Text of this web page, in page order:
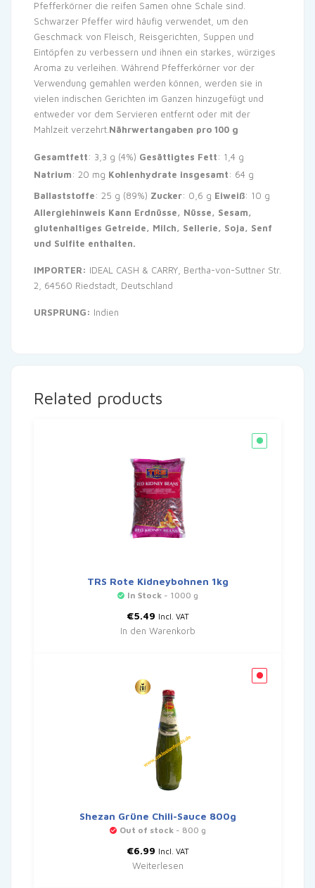
Pfefferkörner die reifen Samen ohne Schale sind.
Schwarzer Pfeffer wird häufig verwendet, um den
Geschmack von Fleisch, Reisgerichten, Suppen und
Eintöpfen zu verbessern und ihnen ein starkes, würziges
Aroma zu verleihen. Während Pfefferkörner vor der
Verwendung gemahlen werden können, werden sie in
vielen indischen Gerichten im Ganzen hinzugefügt und
entweder vor dem Servieren entfernt oder mit der
Mahlzeit verzehrt. Nährwertangaben pro 100 g
Gesamtfett: 3,3 g (4%) Gesättigtes Fett: 1,4 g
Natrium: 20 mg Kohlenhydrate insgesamt: 64 g
Ballaststoffe: 25 g (89%) Zucker: 0,6 g Eiweiß: 10 g
Allergiehinweis Kann Erdnüsse, Nüsse, Sesam,
glutenhaltiges Getreide, Milch, Sellerie, Soja, Senf
und Sulfite enthalten.
IMPORTER: IDEAL CASH & CARRY, Bertha-von-Suttner Str.
2, 64560 Riedstadt, Deutschland
URSPRUNG: Indien
Related products
TRS Rote Kidneybohnen 1kg
In Stock - 1000 g
€5.49 Incl. VAT
In den Warenkorb
Shezan Grüne Chili-Sauce 800g
Out of stock - 800 g
€6.99 Incl. VAT
Weiterlesen